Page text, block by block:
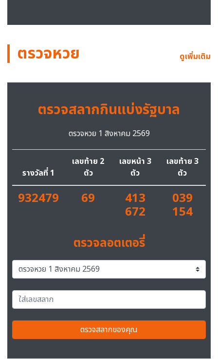
ตรวจหวย ดูเพิ่มเติม
ตรวจสลากกินแบ่งรัฐบาล
ตรวจหวย 1 สิงหาคม 2569
รางวัลที่ 1
เลขท้าย 2
ตัว
เลขหน้า 3
ตัว
เลขท้าย 3
ตัว
932479 69 413
672
039
154
ตรวจลอตเตอรี่
ตรวจสลากของคุณ